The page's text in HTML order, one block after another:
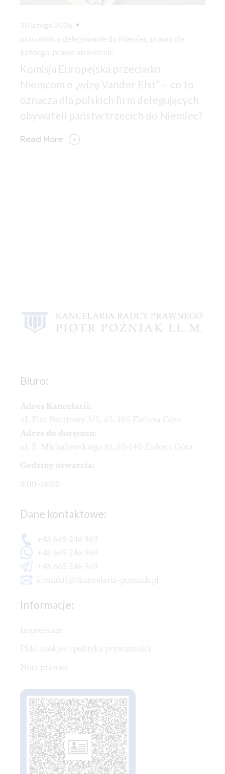
20 lutego 2026
pracownicy delegowanie do Niemiec
prawo dla
każdego prawo niemieckie
Komisja Europejska przeciwko
Niemcom o „wizę Vander Elst” – co to
oznacza dla polskich firm delegujących
obywateli państw trzecich do Niemiec?
Read More
Biuro:
Adres Kancelarii:
ul. Plac Pocztowy 3/5, 65-305 Zielona Góra
Adres do doręczeń:
ul. P. Michałowskiego 81, 65-140 Zielona Góra
Godziny otwarcia:
8:00-16:00
Dane kontaktowe:
+48 665 246 969
+48 665 246 969
+48 665 246 969
kontakt(@)kancelaria-pozniak.pl
Informacje:
Impressum
Pliki cookies i polityka prywatności
Nota prawna